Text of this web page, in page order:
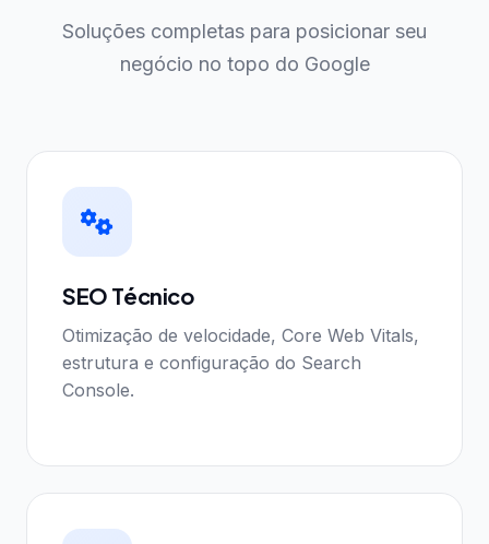
Soluções completas para posicionar seu
negócio no topo do Google
SEO Técnico
Otimização de velocidade, Core Web Vitals,
estrutura e configuração do Search
Console.